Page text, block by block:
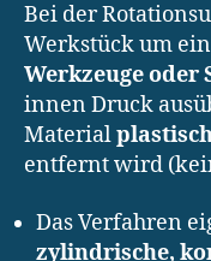
Bei der
Werkstück um
Werkzeuge oder
innen Druck
Material
entfernt wird
Das Verfahren
zylindrische,